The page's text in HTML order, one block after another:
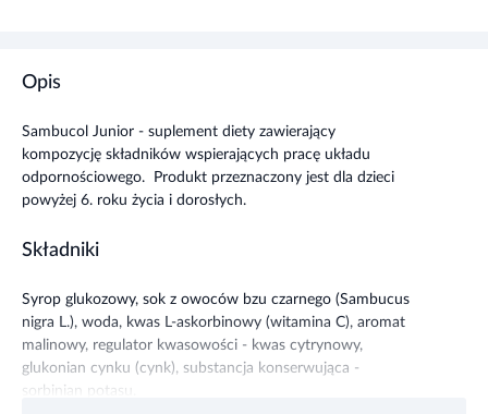
Opis
Sambucol Junior - suplement diety zawierający
kompozycję składników wspierających pracę układu
odpornościowego. Produkt przeznaczony jest dla dzieci
powyżej 6. roku życia i dorosłych.
Składniki
Syrop glukozowy, sok z owoców bzu czarnego (Sambucus
nigra L.), woda, kwas L-askorbinowy (witamina C), aromat
malinowy, regulator kwasowości - kwas cytrynowy,
glukonian cynku (cynk), substancja konserwująca -
sorbinian potasu.